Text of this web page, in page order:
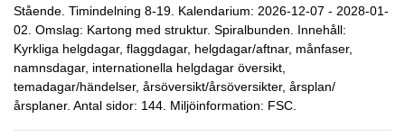
Stående. Timindelning 8-19. Kalendarium: 2026-12-07 - 2028-01-
02. Omslag: Kartong med struktur. Spiralbunden. Innehåll:
Kyrkliga helgdagar, flaggdagar, helgdagar/aftnar, månfaser,
namnsdagar, internationella helgdagar översikt,
temadagar/händelser, årsöversikt/årsöversikter, årsplan/
årsplaner. Antal sidor: 144. Miljöinformation: FSC.